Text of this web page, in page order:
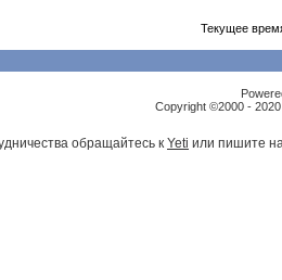
Текущее
Copyright ©2000 -
обращайтесь к Yeti или пишите